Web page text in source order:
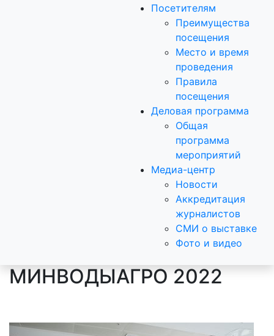
Посетителям
Преимущества
посещения
Место и время
проведения
Правила
посещения
Деловая программа
Общая
программа
мероприятий
Медиа-центр
Новости
Аккредитация
журналистов
СМИ о выставке
Фото и видео
МИНВОДЫАГРО 2022